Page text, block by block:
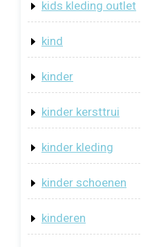
kids kleding outlet
kind
kinder
kinder kersttrui
kinder kleding
kinder schoenen
kinderen